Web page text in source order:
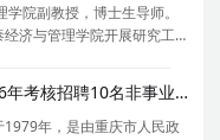
院副教授，博士生导师。
济与管理学院开展研究工
项国家及省部级项科研项
》、
重庆开放大学、重庆工商职业学院2026年考核招聘10名非事业编制博士人才公告（第一批）
年，是由重庆市人民政